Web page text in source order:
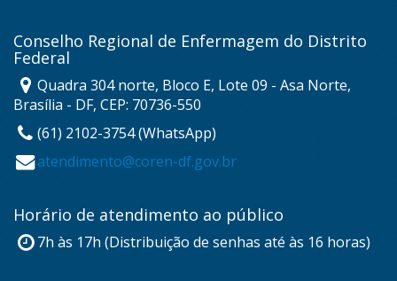
Conselho Regional de Enfermagem do Distrito
Federal
Quadra 304 norte, Bloco E, Lote 09 - Asa Norte,
Brasília - DF, CEP: 70736-550
(61) 2102-3754 (WhatsApp)
atendimento@coren-df.gov.br
Horário de atendimento ao público
7h às 17h (Distribuição de senhas até às 16 horas)